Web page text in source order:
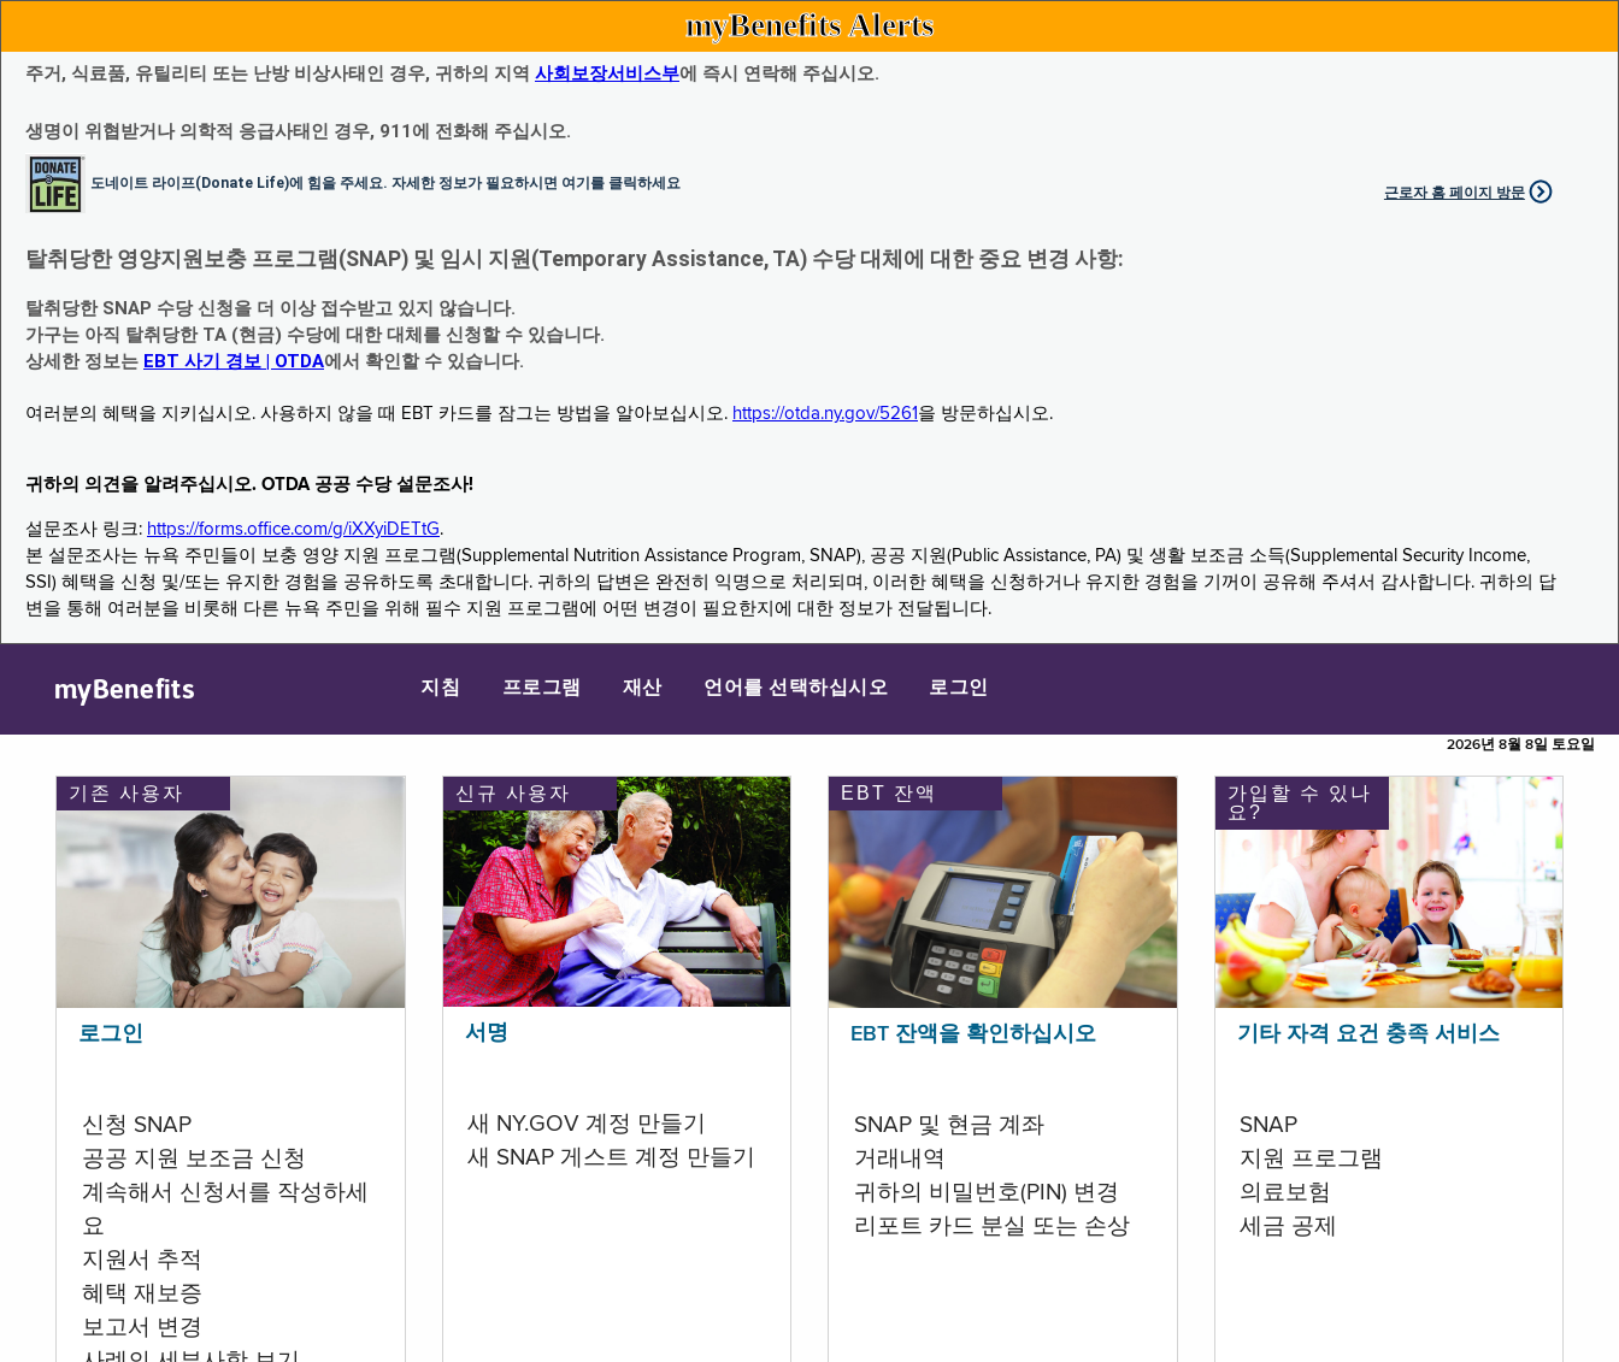
myBenefits Alerts
주거, 식료품, 유틸리티 또는 난방 비상사태인 경우, 귀하의 지역 사회보장서비스부에 즉시 연락해 주십시오.
생명이 위협받거나 의학적 응급사태인 경우, 911에 전화해 주십시오.
도네이트 라이프(Donate Life)에 힘을 주세요. 자세한 정보가 필요하시면 여기를 클릭하세요
근로자 홈 페이지 방문
탈취당한 영양지원보충 프로그램(SNAP) 및 임시 지원(Temporary Assistance, TA) 수당 대체에 대한 중요 변경 사항:
탈취당한 SNAP 수당 신청을 더 이상 접수받고 있지 않습니다.
가구는 아직 탈취당한 TA (현금) 수당에 대한 대체를 신청할 수 있습니다.
상세한 정보는 EBT 사기 경보 | OTDA에서 확인할 수 있습니다.
여러분의 혜택을 지키십시오. 사용하지 않을 때 EBT 카드를 잠그는 방법을 알아보십시오. https://otda.ny.gov/5261 을 방문하십시오.
귀하의 의견을 알려주십시오. OTDA 공공 수당 설문조사!
설문조사 링크: https://forms.office.com/g/iXXyiDETtG.
본 설문조사는 뉴욕 주민들이 보충 영양 지원 프로그램(Supplemental Nutrition Assistance Program, SNAP), 공공 지원(Public Assistance, PA) 및 생활 보조금 소득(Supplemental Security Income,
SSI) 혜택을 신청 및/또는 유지한 경험을 공유하도록 초대합니다. 귀하의 답변은 완전히 익명으로 처리되며, 이러한 혜택을 신청하거나 유지한 경험을 기꺼이 공유해 주셔서 감사합니다. 귀하의 답
변을 통해 여러분을 비롯해 다른 뉴욕 주민을 위해 필수 지원 프로그램에 어떤 변경이 필요한지에 대한 정보가 전달됩니다.
myBenefits 지침 프로그램 재산 언어를 선택하십시오 로그인
2026년 8월 8일 토요일
기존 사용자
로그인
신청 SNAP
공공 지원 보조금 신청
계속해서 신청서를 작성하세
요
지원서 추적
혜택 재보증
보고서 변경
신규 사용자
서명
새 NY.GOV 계정 만들기
새 SNAP 게스트 계정 만들기
EBT 잔액
EBT 잔액을 확인하십시오
SNAP 및 현금 계좌
거래내역
귀하의 비밀번호(PIN) 변경
리포트 카드 분실 또는 손상
가입할 수 있나
요?
기타 자격 요건 충족 서비스
SNAP
지원 프로그램
의료보험
세금 공제